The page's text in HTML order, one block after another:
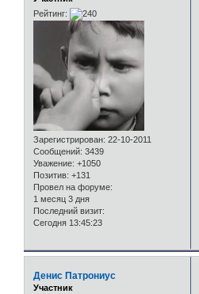
Рейтинг:
Зарегистрирован: 22-10-2011
Сообщений: 3439
Уважение: +1050
Позитив: +131
Провел на форуме:
1 месяц 3 дня
Последний визит:
Сегодня 13:45:23
Денис Патрониус
Участник